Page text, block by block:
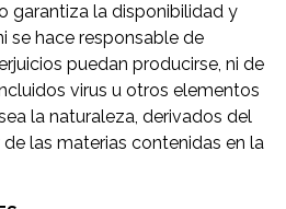
garantiza la disponibilidad y
se hace responsable de
puedan producirse, ni de
virus u otros elementos
la naturaleza, derivados del
las materias contenidas en la